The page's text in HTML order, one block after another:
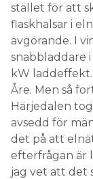
stället för att
flaskhalsar i
avgörande. I
snabbladdare i
kW
Åre. Men så
Härjedalen
avsedd för
det på att
efterfrågan är
jag vet att det